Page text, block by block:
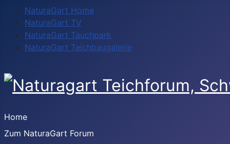
NaturaGart Home
NaturaGart TV
NaturaGart Tauchpark
NaturaGart Teichbaugalerie
Home
Zum NaturaGart Forum